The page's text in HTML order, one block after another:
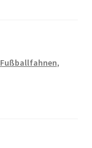
Fußballfahnen,